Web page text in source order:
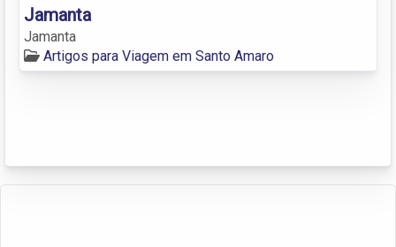
Jamanta
Jamanta
Artigos para Viagem em Santo Amaro